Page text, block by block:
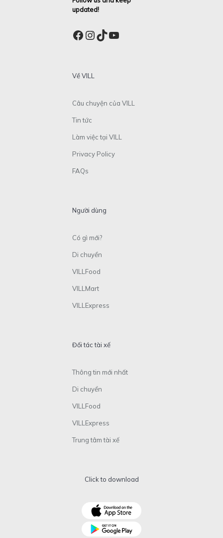
updated!
Facebook
Instagram
TikTok
YouTube
Về VILL
Câu chuyện của VILL
Tin tức
Làm việc tại VILL
Privacy Policy
FAQs
Người dùng
Có gì mới?
Di chuyển
VILLFood
VILLMart
VILLExpress
Đối tác tài xế
Thông tin mới nhất
Di chuyển
VILLFood
VILLExpress
Trung tâm tài xế
Click to download